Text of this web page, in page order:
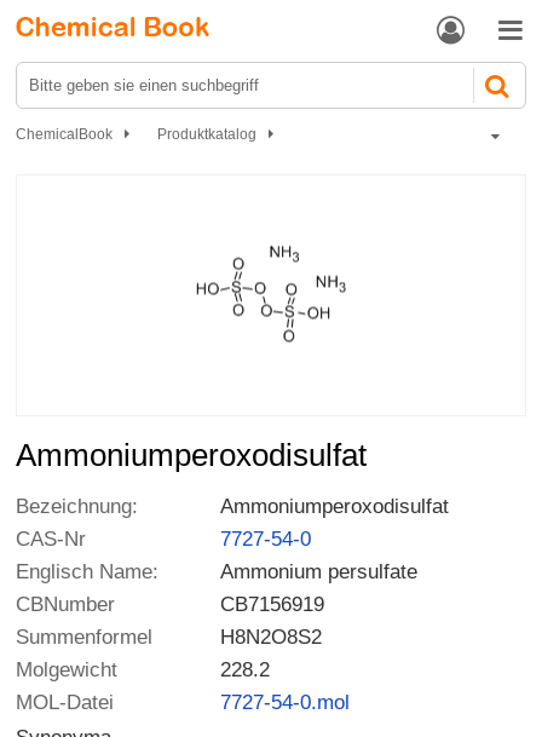
 
ChemicalBook
Produktkatalog
Ammoniumperoxodisulfat
Bezeichnung:
Ammoniumperoxodisulfat
CAS-Nr
7727-54-0
Englisch Name:
Ammonium persulfate
CBNumber
CB7156919
Summenformel
H8N2O8S2
Molgewicht
228.2
MOL-Datei
7727-54-0.mol